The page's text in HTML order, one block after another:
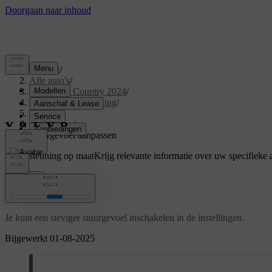
Support/
Alle auto's/
V60 Cross Country 2024/
Gebruikershandleiding/
Driving/
Besturing/
Stuurgevoel aanpassen
Ondersteuning op maatKrijg relevante informatie over uw specifieke
Bijgewerkt 01-08-2025
Stuurgevoel aanpassen
Je kunt een steviger stuurgevoel inschakelen in de instellingen.